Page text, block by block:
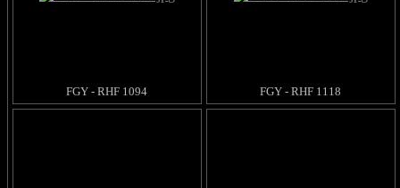
FGY - RHF 1094 FGY - RHF 1118